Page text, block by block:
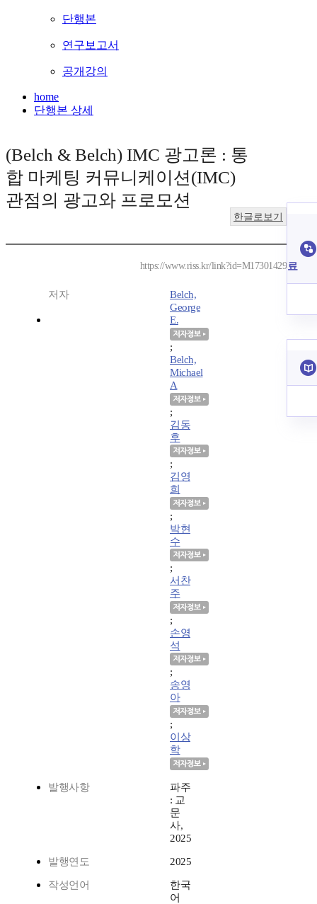
단행본
연구보고서
공개강의
home
단행본 상세
(Belch & Belch) IMC 광고론 : 통
합 마케팅 커뮤니케이션(IMC)
관점의 광고와 프로모션
한글로보기
https://www.riss.kr/link?id=M17301429
저자
Belch,
George
E.
;
Belch,
Michael
A
;
김동
후
;
김영
희
;
박현
수
;
서찬
주
;
손영
석
;
송영
아
;
이상
학
발행사항
파주
: 교
문
사,
2025
발행연도 2025
작성언어
한국
어
료